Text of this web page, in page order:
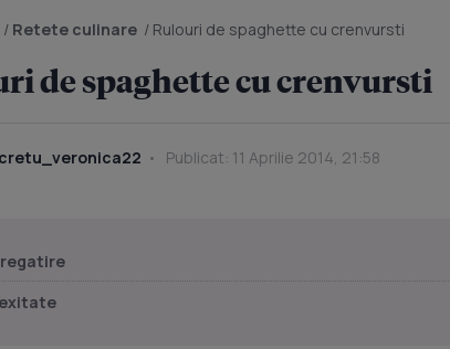
/ Retete culinare / Rulouri de spaghette cu crenvursti
de spaghette cu crenvursti
cretu_veronica22 Publicat: 11 Aprilie 2014, 21:58